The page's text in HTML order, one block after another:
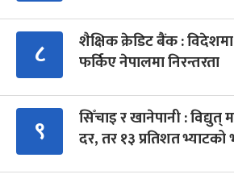
८
शैक्षिक क्रेडिट बैंक :
फर्किए नेपालमा निरन्तरता
९
सिँचाइ र खानेपानी :
दर, तर १३ प्रतिशत भ्याटको